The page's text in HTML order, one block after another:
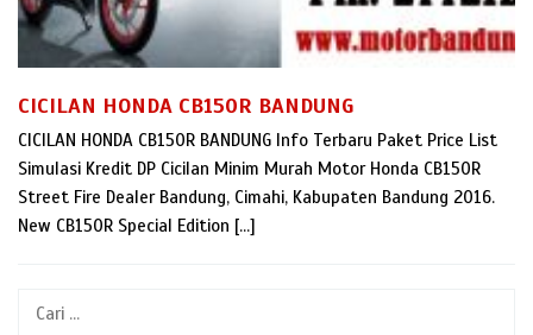
CICILAN HONDA CB150R BANDUNG
CICILAN HONDA CB150R BANDUNG Info Terbaru Paket Price List
Simulasi Kredit DP Cicilan Minim Murah Motor Honda CB150R
Street Fire Dealer Bandung, Cimahi, Kabupaten Bandung 2016.
New CB150R Special Edition […]
Cari